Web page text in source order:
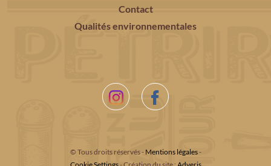
Contact
Qualités environnementales
© Tous droits réservés - Mentions légales-